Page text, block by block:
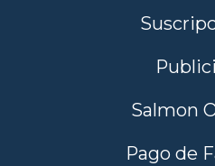
Salmon
Pago de